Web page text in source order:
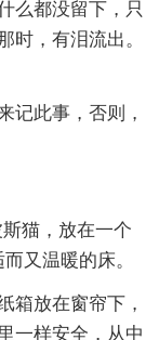
么都没留下，只
时，有泪流出。
记此事，否则，
猫，放在一个
又温暖的床。
箱放在窗帘下，
一样安全，从中